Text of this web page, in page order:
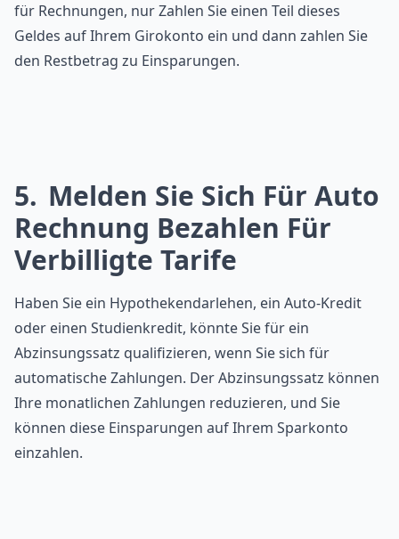
für Rechnungen, nur Zahlen Sie einen Teil dieses
Geldes auf Ihrem Girokonto ein und dann zahlen Sie
den Restbetrag zu Einsparungen.
5 Melden Sie Sich Für Auto
Rechnung Bezahlen Für
Verbilligte Tarife
Haben Sie ein Hypothekendarlehen, ein Auto-Kredit
oder einen Studienkredit, könnte Sie für ein
Abzinsungssatz qualifizieren, wenn Sie sich für
automatische Zahlungen. Der Abzinsungssatz können
Ihre monatlichen Zahlungen reduzieren, und Sie
können diese Einsparungen auf Ihrem Sparkonto
einzahlen.